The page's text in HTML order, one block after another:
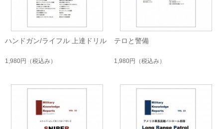
ハンドガン/ライフル 上達ドリル
1,980円 （税込み）
テロと警備
1,980円 （税込み）